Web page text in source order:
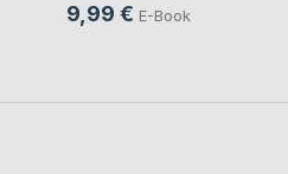
9,99 € E-Book